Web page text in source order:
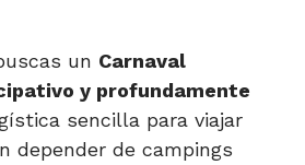
un Carnaval
y profundamente
sencilla para viajar
depender de campings